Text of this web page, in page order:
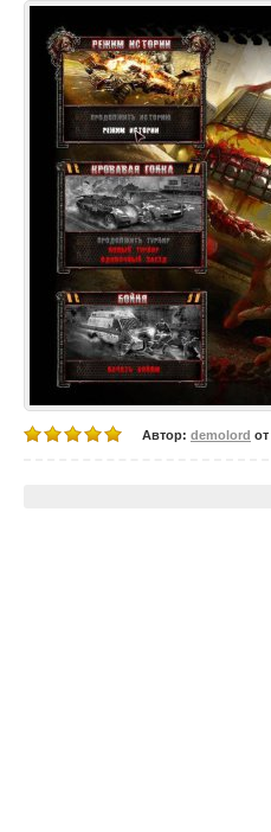
Автор: demolord от